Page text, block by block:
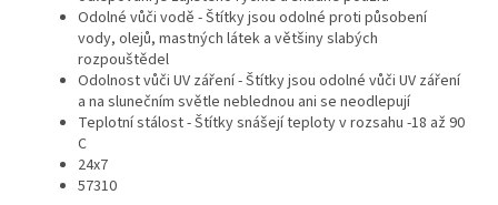
Odolné vůči vodě - Štítky jsou odolné proti působení
vody, olejů, mastných látek a většiny slabých
rozpouštědel
Odolnost vůči UV záření - Štítky jsou odolné vůči UV záření
a na slunečním světle neblednou ani se neodlepují
Teplotní stálost - Štítky snášejí teploty v rozsahu -18 až 90
C
24x7
57310